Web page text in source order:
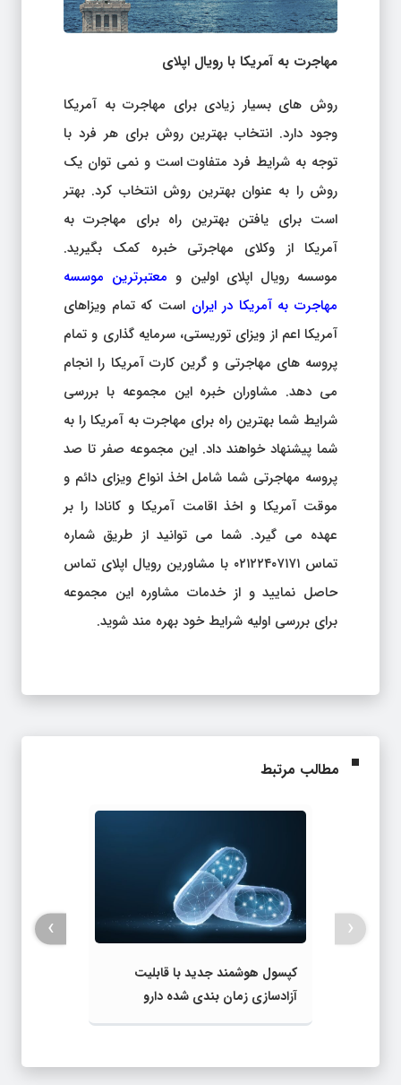
مهاجرت به آمریکا با رویال اپلای
روش های بسیار زیادی برای مهاجرت به آمریکا
وجود دارد. انتخاب بهترین روش برای هر فرد با
توجه به شرایط فرد متفاوت است و نمی توان یک
روش را به عنوان بهترین روش انتخاب کرد. بهتر
است برای یافتن بهترین راه برای مهاجرت به
آمریکا از وکلای مهاجرتی خبره کمک بگیرید.
موسسه رویال اپلای اولین و معتبرترین موسسه
مهاجرت به آمریکا در ایران است که تمام ویزاهای
آمریکا اعم از ویزای توریستی، سرمایه گذاری و تمام
پروسه های مهاجرتی و گرین کارت آمریکا را انجام
می دهد. مشاوران خبره این مجموعه با بررسی
شرایط شما بهترین راه برای مهاجرت به آمریکا را به
شما پیشنهاد خواهند داد. این مجموعه صفر تا صد
پروسه مهاجرتی شما شامل اخذ انواع ویزای دائم و
موقت آمریکا و اخذ اقامت آمریکا و کانادا را بر
عهده می گیرد. شما می توانید از طریق شماره
تماس ۰۲۱۲۲۴۰۷۱۷۱ با مشاورین رویال اپلای تماس
حاصل نمایید و از خدمات مشاوره این مجموعه
برای بررسی اولیه شرایط خود بهره مند شوید.
مطالب مرتبط
کپسول هوشمند جدید با قابلیت
آزادسازی زمان‌ بندی‌ شده دارو
‹
›